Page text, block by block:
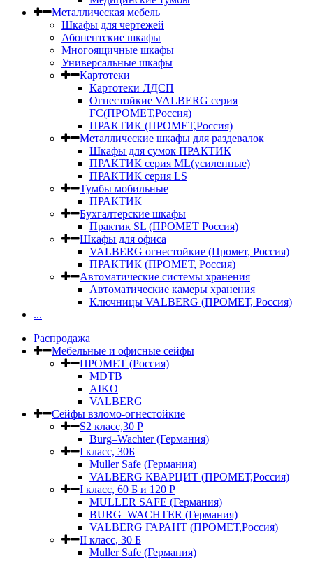
Металлическая мебель
Шкафы для чертежей
Абонентские шкафы
Многоящичные шкафы
Универсальные шкафы
Картотеки
Картотеки ЛДСП
Огнестойкие VALBERG серия
FC(ПРОМЕТ,Россия)
ПРАКТИК (ПРОМЕТ,Россия)
Металлические шкафы для раздевалок
Шкафы для сумок ПРАКТИК
ПРАКТИК серия ML(усиленные)
ПРАКТИК серия LS
Тумбы мобильные
ПРАКТИК
Бухгалтерские шкафы
Практик SL (ПРОМЕТ Россия)
Шкафы для офиса
VALBERG огнестойкие (Промет, Россия)
ПРАКТИК (ПРОМЕТ, Россия)
Автоматические системы хранения
Автоматические камеры хранения
Ключницы VALBERG (ПРОМЕТ, Россия)
...
Распродажа
Мебельные и офисные сейфы
ПРОМЕТ (Россия)
MDTB
AIKO
VALBERG
Сейфы взломо-огнестойкие
S2 класс,30 Р
Burg–Wachter (Германия)
I класс, 30Б
Muller Safe (Германия)
VALBERG КВАРЦИТ (ПРОМЕТ,Россия)
I класс, 60 Б и 120 Р
MULLER SAFE (Германия)
BURG–WACHTER (Германия)
VALBERG ГАРАНТ (ПРОМЕТ,Россия)
II класс, 30 Б
Muller Safe (Германия)